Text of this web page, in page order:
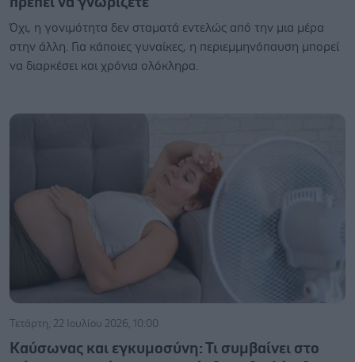
Όχι, η γονιμότητα δεν σταματά εντελώς από την μια μέρα
στην άλλη. Για κάποιες γυναίκες, η περιεμμηνόπαυση μπορεί
να διαρκέσει και χρόνια ολόκληρα.
Τετάρτη, 22 Ιουλίου 2026, 10:00
Καύσωνας και εγκυμοσύνη: Τι συμβαίνει στο